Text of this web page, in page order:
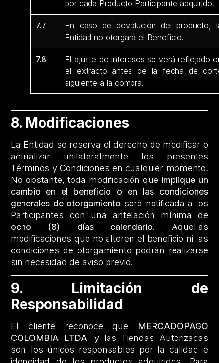
por cada Producto Participante adquirido.
7.7
En caso de devolución del producto,
Entidad no otorgará el Beneficio.
7.8
El ajuste de intereses se verá reflejado
el extracto antes de la fecha de
siguiente a la compra.
8. Modificaciones
La Entidad se reserva el derecho de modificar o
actualizar unilateralmente los presentes
Términos y Condiciones en cualquier momento.
No obstante, toda modificación que implique un
cambio en el beneficio o en las condiciones
generales de otorgamiento será notificada a los
Participantes con una antelación mínima de
ocho (8) días calendario. Aquellas
modificaciones que no alteren el beneficio ni las
condiciones de otorgamiento podrán realizarse
sin necesidad de aviso previo.
9. Limitación de
Responsabilidad
El cliente reconoce que
MERCADOPAGO
COLOMBIA LTDA. y las Tiendas Autorizadas
son los únicos responsables por la calidad e